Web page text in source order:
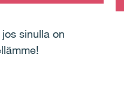
sinulla on